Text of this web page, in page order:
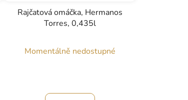
Rajčatová omáčka, Hermanos
Torres, 0,435l
Momentálně nedostupné